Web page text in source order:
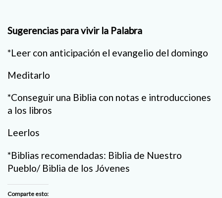
Sugerencias para vivir la Palabra
*Leer con anticipación el evangelio del domingo
Meditarlo
*Conseguir una Biblia con notas e introducciones
a los libros
Leerlos
*Biblias recomendadas: Biblia de Nuestro
Pueblo/ Biblia de los Jóvenes
Comparte esto: